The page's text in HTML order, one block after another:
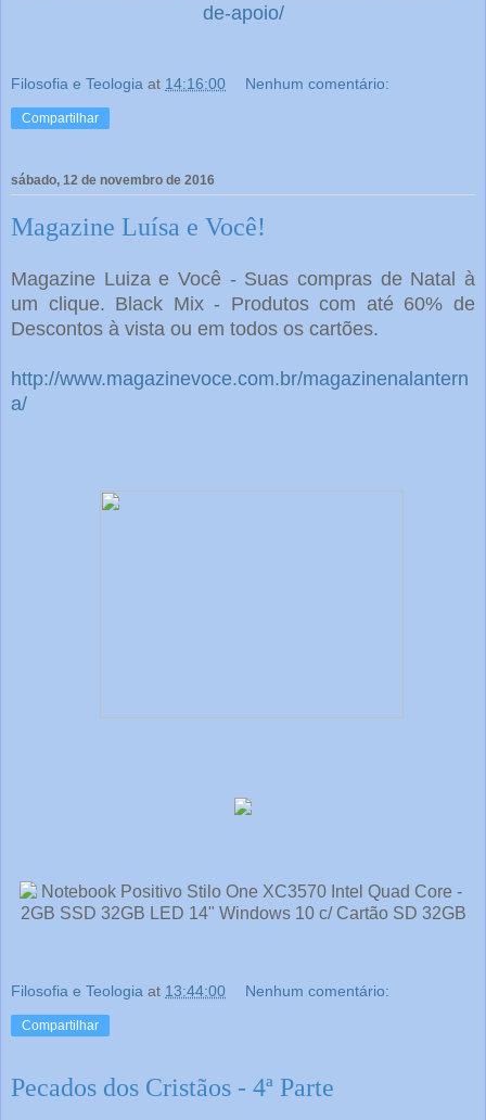
de-apoio/
Filosofia e Teologia at 14:16:00 Nenhum comentário:
Compartilhar
sábado, 12 de novembro de 2016
Magazine Luísa e Você!
Magazine Luiza e Você - Suas compras de Natal à
um clique. Black Mix - Produtos com até 60% de
Descontos à vista ou em todos os cartões.
http://www.magazinevoce.com.br/magazinenalantern
a/
Filosofia e Teologia at 13:44:00 Nenhum comentário:
Compartilhar
Pecados dos Cristãos - 4ª Parte